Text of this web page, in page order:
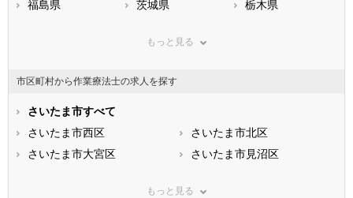
福島県 茨城県
栃木県
神奈川県
石川県
福井県
静岡県
滋賀県
大阪府
兵庫県
和歌山県
もっと見る
市区町村から作業療法士の求人を探す
さいたま市すべて
さいたま市西区
さいたま市北区
さいたま市大宮区
さいたま市見沼区
もっと見る